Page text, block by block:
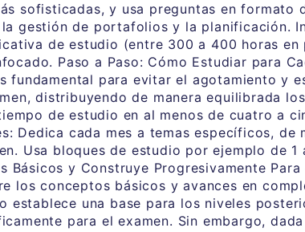
sofisticadas, y usa preguntas en
gestión de portafolios y la planificación.
de estudio (entre 300 a 400 horas
Paso a Paso: Cómo Estudiar para
fundamental para evitar el agotamiento y
distribuyendo de manera equilibrada
de estudio en al menos de cuatro a
Dedica cada mes a temas específicos,
Usa bloques de estudio por ejemplo de
Básicos y Construye Progresivamente
los conceptos básicos y avances en
establece una base para los niveles
para el examen. Sin embargo,